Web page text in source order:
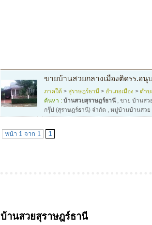
ขายบ้านสวยกลางเมืองติดรร.อ
ภาคใต้ > สุราษฎร์ธานี > อำเภอเมือง > ตำบ
ค้นหา : บ้านสวยสุราษฎร์ธานี, ขาย บ้านสว
กรุ๊ป (สุราษฎร์ธานี) จำกัด , หมู่บ้านบ้านสวย
หน้า 1 จาก 1 1
บ้านสวยสุราษฎร์ธานี